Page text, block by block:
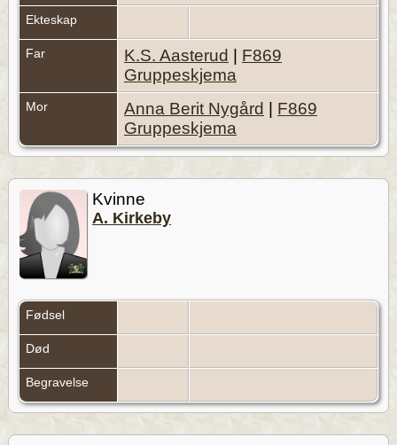
Ekteskap
Far K.S. Aasterud
F869
Gruppeskjema
Mor Anna Berit Nygård
F869
Gruppeskjema
Kvinne
A. Kirkeby
Fødsel
Død
Begravelse